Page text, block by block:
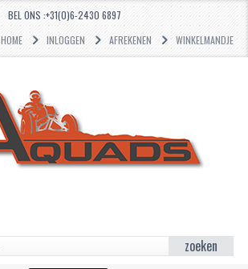
BEL ONS :+31(0)6-2430 6897
HOME
INLOGGEN AFREKENEN WINKELMANDJE
zoeken